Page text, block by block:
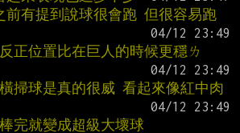
前有提到說球很會跑 但很容易跑
正位置比在巨人的時候更穩ㄌ
掃球是真的很威 看起來像紅中肉
完就變成超級大壞球